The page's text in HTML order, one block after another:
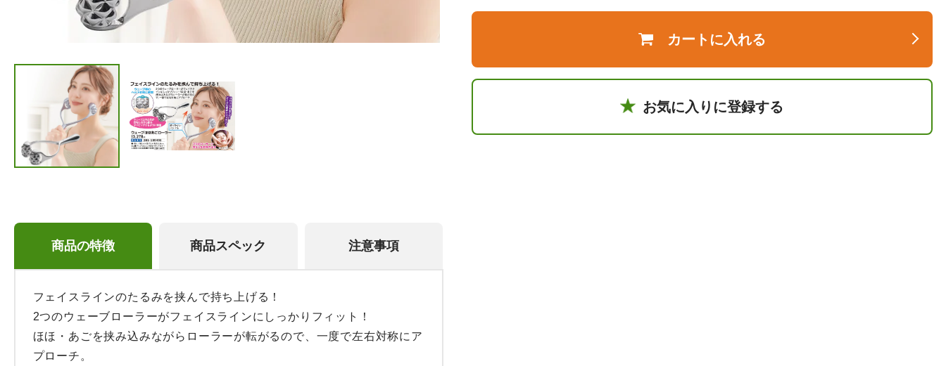
商品の特徴 商品スペック 注意事項
フェイスラインのたるみを挟んで持ち上げる！
2つのウェーブローラーがフェイスラインにしっかりフィット！
ほほ・あごを挟み込みながらローラーが転がるので、一度で左右対称にア
プローチ。
カートに入れる
お気に入りに登録する